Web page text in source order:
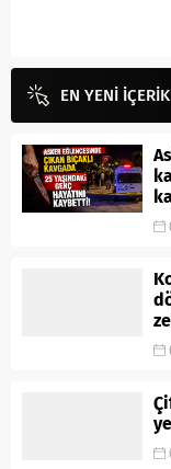
EN YENİ